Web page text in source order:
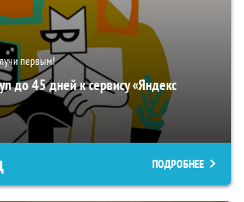
первым!
до 45 дней к сервису «Яндекс
ПОДРОБНЕЕ